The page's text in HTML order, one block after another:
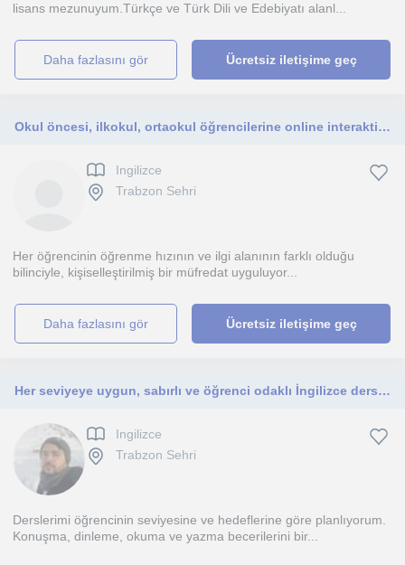
lisans mezunuyum.Türkçe ve Türk Dili ve Edebiyatı alanl...
daha fazlasını gör Ücretsiz iletişime geç
Okul öncesi, ilkokul, ortaokul öğrencilerine online interaktif İngilizce dersleri veriyorum.
Ingilizce
Trabzon Sehri
Her öğrencinin öğrenme hızının ve ilgi alanının farklı olduğu
bilinciyle, kişiselleştirilmiş bir müfredat uyguluyor...
daha fazlasını gör Ücretsiz iletişime geç
Her seviyeye uygun, sabırlı ve öğrenci odaklı İngilizce dersleri sunuyor, öğrenme sürecini verimli, keyifli ve kalıcı hale getiriy
Ingilizce
Trabzon Sehri
Derslerimi öğrencinin seviyesine ve hedeflerine göre planlıyorum.
Konuşma, dinleme, okuma ve yazma becerilerini bir...